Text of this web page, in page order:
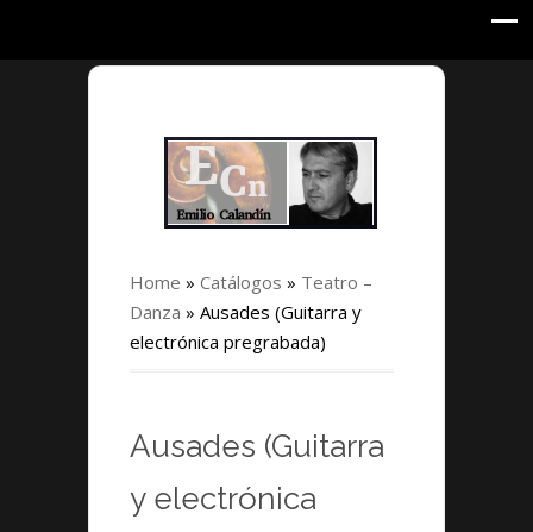
Home » Catálogos » Teatro –
Danza » Ausades (Guitarra y
electrónica pregrabada)
Ausades (Guitarra
y electrónica